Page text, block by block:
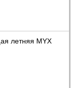
летняя MYX